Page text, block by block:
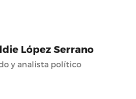
López Serrano
y analista político